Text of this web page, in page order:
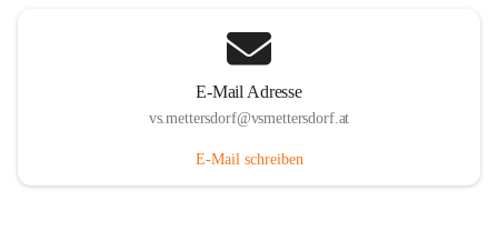
E-Mail Adresse
vs.mettersdorf@vsmettersdorf.at
E-Mail schreiben